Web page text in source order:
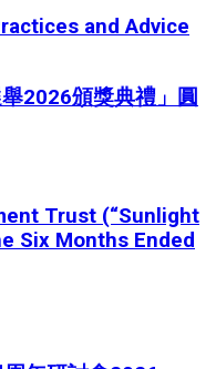
and Advice
2026頒獎典禮」圓
Trust (“Sunlight
Six Months Ended